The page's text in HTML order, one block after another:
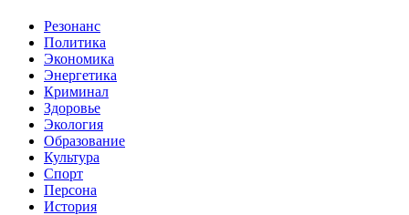
Резонанс
Политика
Экономика
Энергетика
Криминал
Здоровье
Экология
Образование
Культура
Спорт
Персона
История